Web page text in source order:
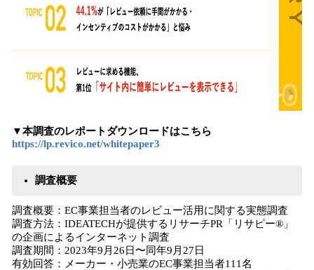
▼本調査のレポートダウンロードはこちら
https://lp.revico.net/whitepaper3
調査概要
調査概要：EC事業担当者のレビュー活用に関する実態調査
調査方法：IDEATECHが提供するリサーチPR「リサピー®︎」
の企画によるインターネット調査
調査期間：2023年9月26日〜同年9月27日
有効回答：メーカー・小売業のEC事業担当者111名